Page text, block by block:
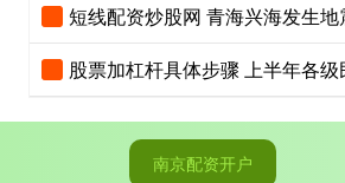
南京配资开户